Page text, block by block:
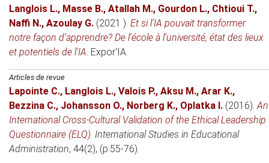
Langlois L., Masse B., Atallah M., Gourdon L., Chtioui T.,
Naffi N., Azoulay G. (2021 ). Et si l'IA pouvait transformer
notre façon d'apprendre? De l'école à l'université, état des lieux
et potentiels de l'IA. Expor'IA.
Articles de revue
Lapointe C., Langlois L., Valois P., Aksu M., Arar K.,
Bezzina C., Johansson O., Norberg K., Oplatka I. (2016).An
International Cross-Cultural Validation of the Ethical Leadership
Questionnaire (ELQ). International Studies in Educational
Administration, 44(2), (p.55-76).